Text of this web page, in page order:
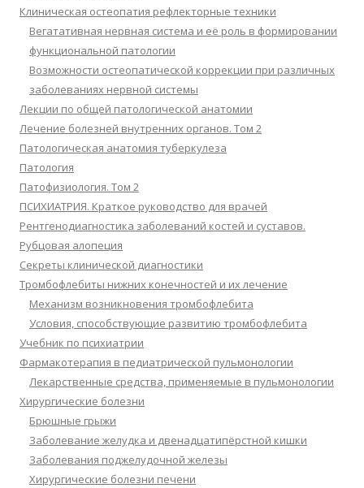
Клиническая остеопатия рефлекторные техники
Вегатативная нервная система и её роль в формировании
функциональной патологии
Возможности остеопатической коррекции при различных
заболеваниях нервной системы
Лекции по общей патологической анатомии
Лечение болезней внутренних органов. Том 2
Патологическая анатомия туберкулеза
Патология
Патофизиология. Том 2
ПСИХИАТРИЯ. Краткое руководство для врачей
Рентгенодиагностика заболеваний костей и суставов.
Рубцовая алопеция
Секреты клинической диагностики
Тромбофлебиты нижних конечностей и их лечение
Механизм возникновения тромбофлебита
Условия, способствующие развитию тромбофлебита
Учебник по психиатрии
Фармакотерапия в педиатрической пульмонологии
Лекарственные средства, применяемые в пульмонологии
Хирургические болезни
Брюшные грыжи
Заболевание желудка и двенадцатипёрстной кишки
Заболевания поджелудочной железы
Хирургические болезни печени